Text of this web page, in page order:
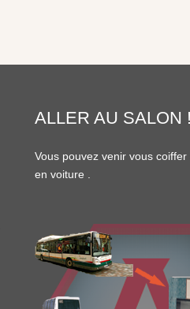
ALLER AU SALON !
Vous pouvez venir vous
en voiture